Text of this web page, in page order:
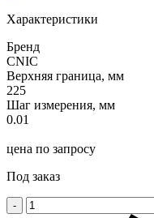
Характеристики
Бренд
CNIC
Верхняя граница, мм
225
Шаг измерения, мм
0.01
цена по запросу
Под заказ